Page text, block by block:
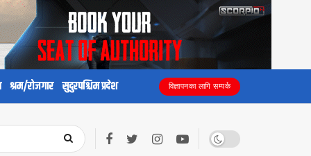
श्रम/रोजगार सुदुरपश्चिम प्रदेश विज्ञापनका लागि सम्पर्क